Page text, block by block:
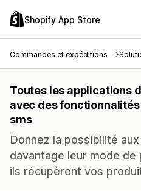
Shopify App Store
Commandes et expéditions
Toutes les applications
avec des
sms
Donnez la possibilité
davantage leur mode
ils récupèrent vos